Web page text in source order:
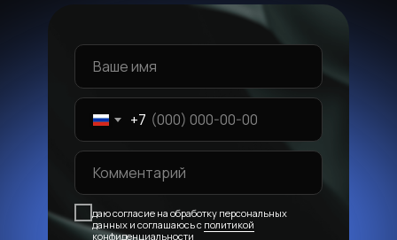
+7
даю согласие на обработку персональных
данных и соглашаюсь с политикой
конфиденциальности